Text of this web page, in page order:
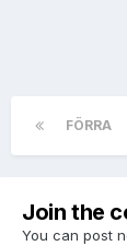
FÖRRA
Join the
You can post